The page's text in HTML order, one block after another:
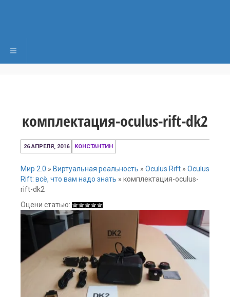
Переключить навигацию
комплектация-oculus-rift-dk2
26 АПРЕЛЯ, 2016
26
апреля,
КОНСТАНТИН
Мир 2.0 » Виртуальная реальность » Oculus Rift » Oculus
Rift: всё, что вам надо знать » комплектация-oculus-
rift-dk2
Оцени статью: